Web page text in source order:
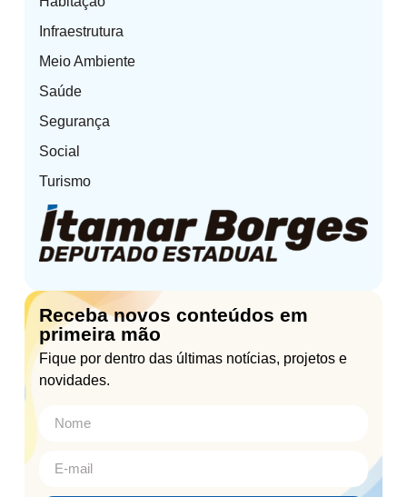
Infraestrutura
Meio Ambiente
Saúde
Segurança
Social
Turismo
Receba novos conteúdos em
primeira mão
Fique por dentro das últimas notícias, projetos e
novidades.